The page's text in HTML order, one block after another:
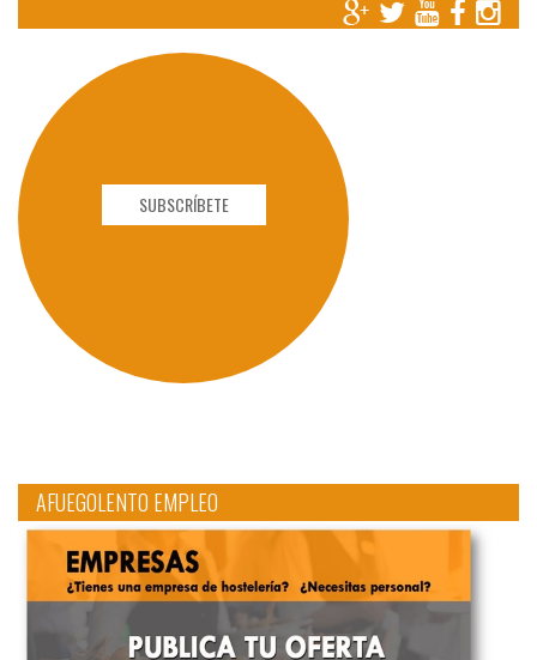
SUBSCRÍBETE
AFUEGOLENTO EMPLEO